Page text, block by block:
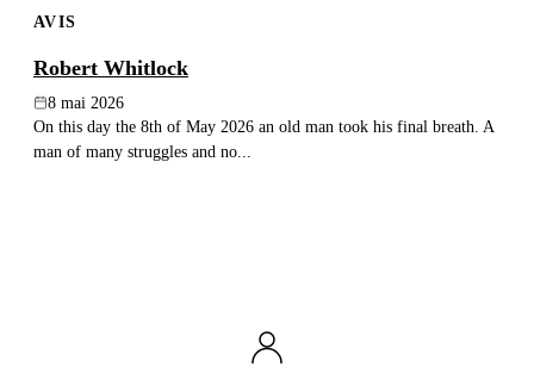
AVIS
Robert Whitlock
8 mai 2026
On this day the 8th of May 2026 an old man took his final breath. A
man of many struggles and no...